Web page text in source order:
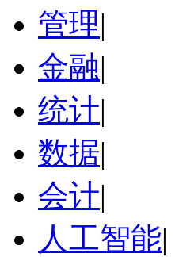
管理|
金融|
统计|
数据|
会计|
人工智能|